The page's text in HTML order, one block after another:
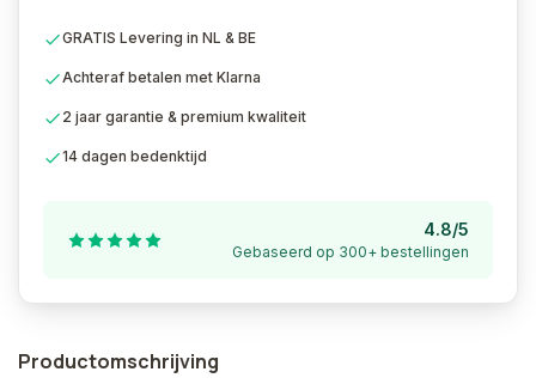
GRATIS Levering in NL & BE
Achteraf betalen met Klarna
2 jaar garantie & premium kwaliteit
14 dagen bedenktijd
4.8/5
Gebaseerd op 300+ bestellingen
Productomschrijving